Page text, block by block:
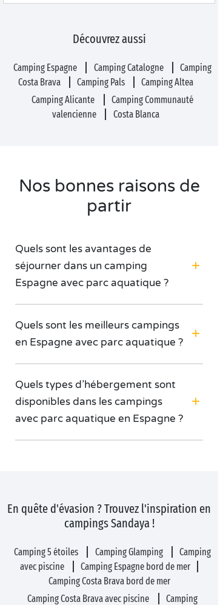
Découvrez aussi
Camping Espagne Camping Catalogne
Camping
Costa Brava
Camping Pals
Camping Altea
Camping Alicante
Camping Communauté
valencienne
Costa Blanca
Nos bonnes raisons de
partir
Quels sont les avantages de
séjourner dans un camping
Espagne avec parc aquatique ?
Quels sont les meilleurs campings
en Espagne avec parc aquatique ?
Quels types d’hébergement sont
disponibles dans les campings
avec parc aquatique en Espagne ?
En quête d'évasion ? Trouvez l'inspiration en
campings Sandaya !
Camping 5 étoiles Camping Glamping
Camping
avec piscine
Camping Espagne bord de mer
Camping Costa Brava bord de mer
Camping Costa Brava avec piscine
Camping